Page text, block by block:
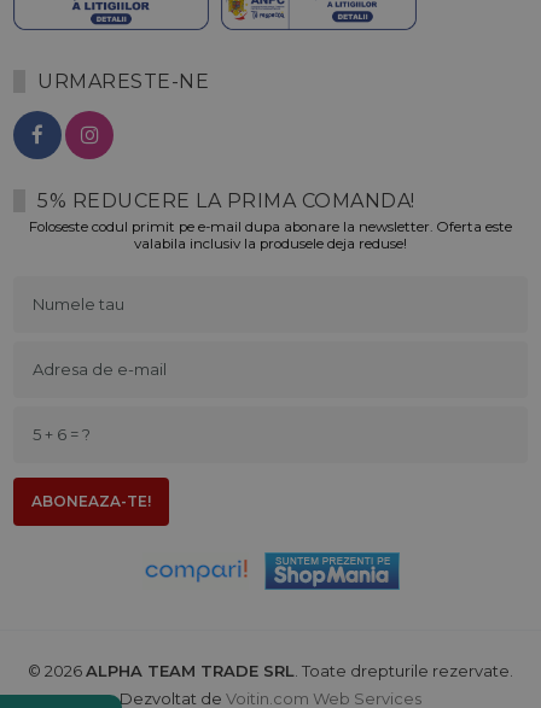
URMARESTE-NE
5% REDUCERE LA PRIMA COMANDA!
Foloseste codul primit pe e-mail dupa abonare la newsletter. Oferta este
valabila inclusiv la produsele deja reduse!
© 2026ALPHA TEAM TRADE SRL . Toate drepturile rezervate.
Dezvoltat de Voitin.com Web Services